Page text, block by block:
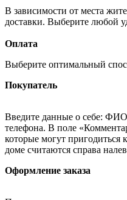
В зависимости от места
доставки. Выберите любой
Оплата
Выберите оптимальный
Покупатель
Введите данные о себе:
телефона. В поле
которые могут пригодиться
доме считаются справа
Оформление заказа